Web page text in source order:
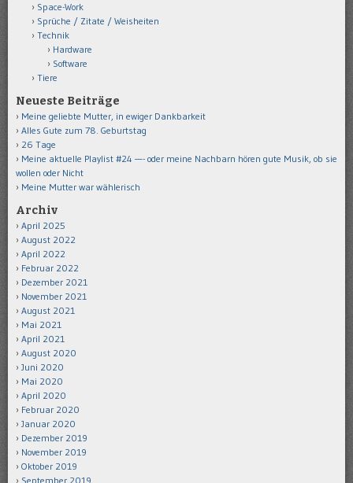
Space-Work
Sprüche / Zitate / Weisheiten
Technik
Hardware
Software
Tiere
Neueste Beiträge
Meine geliebte Mutter, in ewiger Dankbarkeit
Alles Gute zum 78. Geburtstag
26 Tage
Meine aktuelle Playlist #24 —- oder meine Nachbarn hören gute Musik, ob sie
wollen oder Nicht
Meine Mutter war wählerisch
Archiv
April 2025
August 2022
April 2022
Februar 2022
Dezember 2021
November 2021
August 2021
Mai 2021
April 2021
August 2020
Juni 2020
Mai 2020
April 2020
Februar 2020
Januar 2020
Dezember 2019
November 2019
Oktober 2019
September 2019